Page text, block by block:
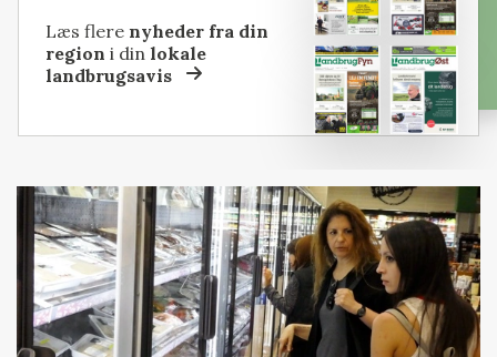
Læs flere nyheder fra din
region i dinlokale
landbrugsavis